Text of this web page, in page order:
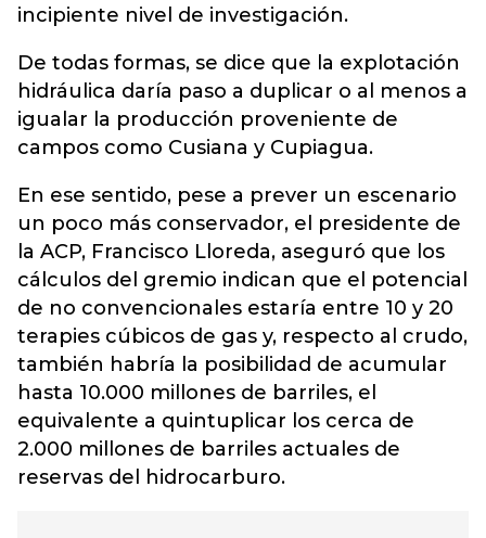
incipiente nivel de investigación.
De todas formas, se dice que la explotación
hidráulica daría paso a duplicar o al menos a
igualar la producción proveniente de
campos como Cusiana y Cupiagua.
En ese sentido, pese a prever un escenario
un poco más conservador, el presidente de
la ACP, Francisco Lloreda, aseguró que los
cálculos del gremio indican que el potencial
de no convencionales estaría entre 10 y 20
terapies cúbicos de gas y, respecto al crudo,
también habría la posibilidad de acumular
hasta 10.000 millones de barriles, el
equivalente a quintuplicar los cerca de
2.000 millones de barriles actuales de
reservas del hidrocarburo.